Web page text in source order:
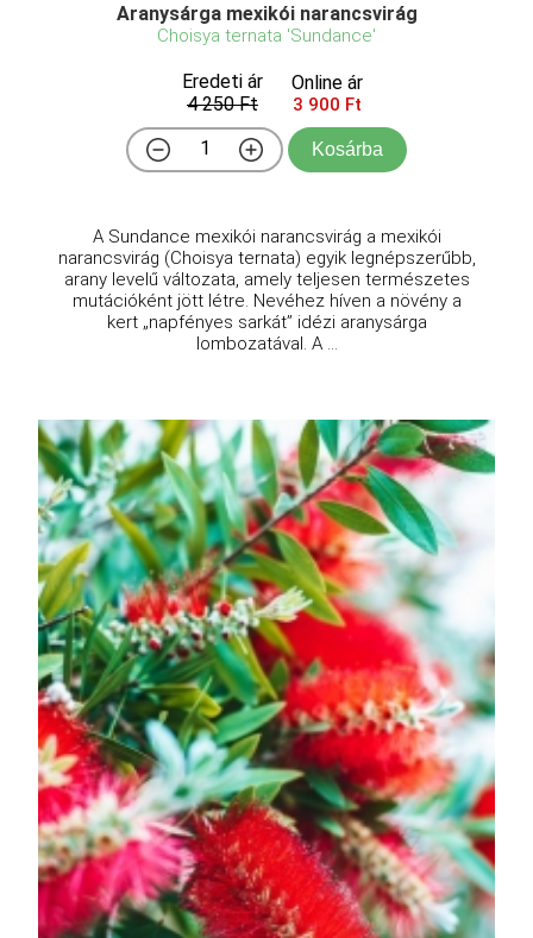
Aranysárga mexikói narancsvirág
Choisya ternata 'Sundance'
Eredeti ár
4 250 Ft
Online ár
3 900 Ft
Kosárba
A Sundance mexikói narancsvirág a mexikói
narancsvirág (Choisya ternata) egyik legnépszerűbb,
arany levelű változata, amely teljesen természetes
mutációként jött létre. Nevéhez híven a növény a
kert „napfényes sarkát” idézi aranysárga
lombozatával. A ...